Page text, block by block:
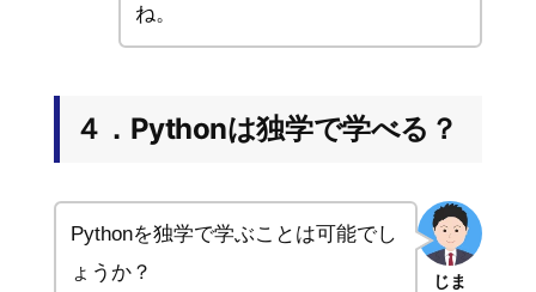
ね。
４．Pythonは独学で学べる？
じま
Pythonを独学で学ぶことは可能でし
ょうか？